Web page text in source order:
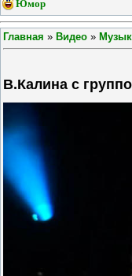
Юмор
Главная » Видео »
В.Калина с